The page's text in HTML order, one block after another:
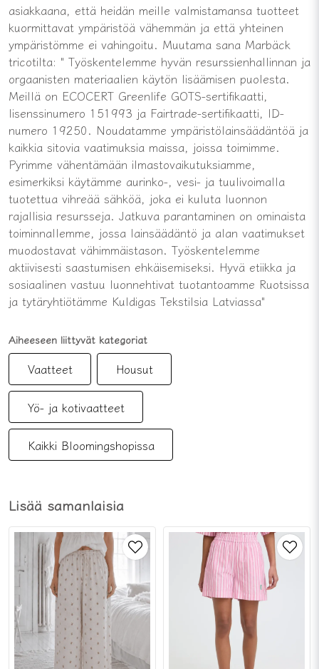
Lisää samanlaisia
asiakkaana, että heidän meille valmistamansa tuotteet
kuormittavat ympäristöä vähemmän ja että yhteinen
ympäristömme ei vahingoitu. Muutama sana Marbäck
tricotilta: " Työskentelemme hyvän resurssienhallinnan ja
orgaanisten materiaalien käytön lisäämisen puolesta.
Meillä on ECOCERT Greenlife GOTS-sertifikaatti,
lisenssinumero 151993 ja Fairtrade-sertifikaatti, ID-
numero 19250. Noudatamme ympäristölainsäädäntöä ja
kaikkia sitovia vaatimuksia maissa, joissa toimimme.
Pyrimme vähentämään ilmastovaikutuksiamme,
esimerkiksi käytämme aurinko-, vesi- ja tuulivoimalla
tuotettua vihreää sähköä, joka ei kuluta luonnon
rajallisia resursseja. Jatkuva parantaminen on ominaista
toiminnallemme, jossa lainsäädäntö ja alan vaatimukset
muodostavat vähimmäistason. Työskentelemme
aktiivisesti saastumisen ehkäisemiseksi. Hyvä etiikka ja
sosiaalinen vastuu luonnehtivat tuotantoamme Ruotsissa
ja tytäryhtiötämme Kuldigas Tekstilsia Latviassa"
Aiheeseen liittyvät kategoriat
Vaatteet Housut
Yö- ja kotivaatteet
Kaikki Bloomingshopissa